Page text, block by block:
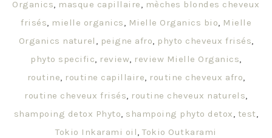
Organics, masque capillaire, mèches blondes cheveux
frisés, mielle organics, Mielle Organics bio, Mielle
Organics naturel , peigne afro, phyto cheveux frisés,
phyto specific, review, review Mielle Organics,
routine, routine capillaire, routine cheveux afro,
routine cheveux frisés, routine cheveux naturels,
shampoing detox Phyto, shampoing phyto detox, test,
Tokio Inkarami oil,Tokio Outkarami